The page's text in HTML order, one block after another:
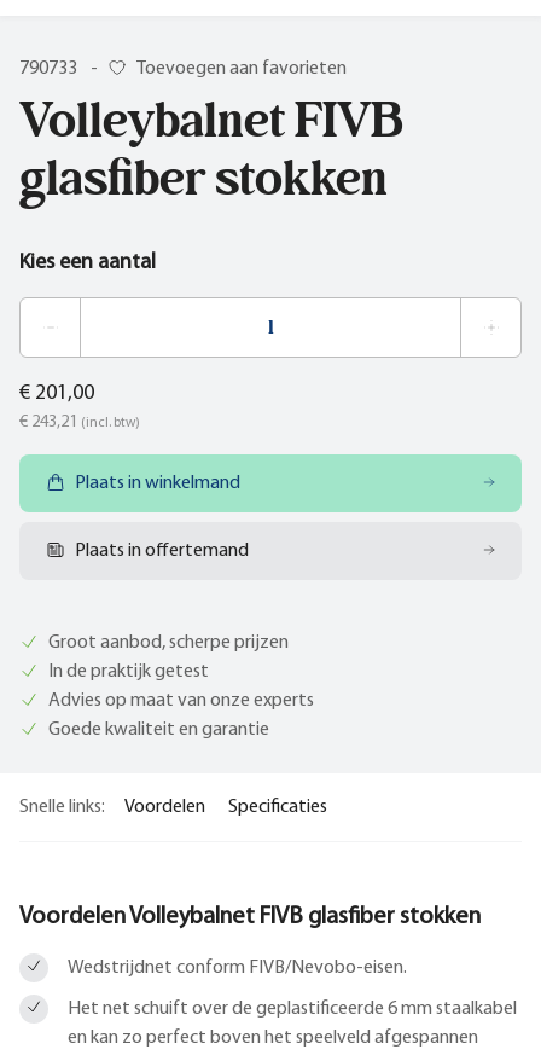
790733 - Toevoegen aan favorieten
Volleybalnet FIVB
glasfiber stokken
Kies een aantal
€ 201,00
€ 243,21 (incl. btw)
Plaats in winkelmand
Plaats in offertemand
Groot aanbod, scherpe prijzen
In de praktijk getest
Advies op maat van onze experts
Goede kwaliteit en garantie
Snelle links: Voordelen Specificaties
Voordelen Volleybalnet FIVB glasfiber stokken
Wedstrijdnet conform FIVB/Nevobo-eisen.
Het net schuift over de geplastificeerde 6 mm staalkabel
en kan zo perfect boven het speelveld afgespannen